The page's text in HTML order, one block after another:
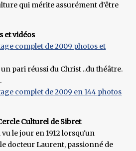
qui mérite assurément d’être
et vidéos
complet de 2009 photos et
pari réussi du Christ ..du théâtre.
complet de 2009 en 144 photos
Culturel de Sibret
le jour en 1912 lorsqu'un
docteur Laurent, passionné de